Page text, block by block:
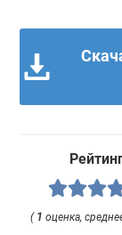
( 1 оценка,